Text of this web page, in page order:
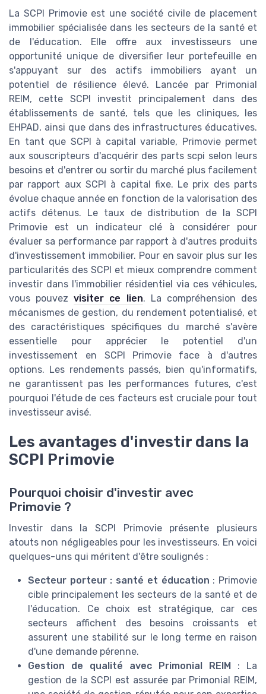
La SCPI Primovie est une société civile de placement
immobilier spécialisée dans les secteurs de la santé et
de l'éducation. Elle offre aux investisseurs une
opportunité unique de diversifier leur portefeuille en
s'appuyant sur des actifs immobiliers ayant un
potentiel de résilience élevé. Lancée par Primonial
REIM, cette SCPI investit principalement dans des
établissements de santé, tels que les cliniques, les
EHPAD, ainsi que dans des infrastructures éducatives.
En tant que SCPI à capital variable, Primovie permet
aux souscripteurs d'acquérir des parts scpi selon leurs
besoins et d'entrer ou sortir du marché plus facilement
par rapport aux SCPI à capital fixe. Le prix des parts
évolue chaque année en fonction de la valorisation des
actifs détenus. Le taux de distribution de la SCPI
Primovie est un indicateur clé à considérer pour
évaluer sa performance par rapport à d'autres produits
d'investissement immobilier. Pour en savoir plus sur les
particularités des SCPI et mieux comprendre comment
investir dans l'immobilier résidentiel via ces véhicules,
vous pouvezvisiter ce lien. La compréhension des
mécanismes de gestion, du rendement potentialisé, et
des caractéristiques spécifiques du marché s'avère
essentielle pour apprécier le potentiel d'un
investissement en SCPI Primovie face à d'autres
options. Les rendements passés, bien qu'informatifs,
ne garantissent pas les performances futures, c'est
pourquoi l'étude de ces facteurs est cruciale pour tout
investisseur avisé.
Les avantages d'investir dans la
SCPI Primovie
Pourquoi choisir d'investir avec
Primovie ?
Investir dans la SCPI Primovie présente plusieurs
atouts non négligeables pour les investisseurs. En voici
quelques-uns qui méritent d'être soulignés :
Secteur porteur : santé et éducation : Primovie
cible principalement les secteurs de la santé et de
l'éducation. Ce choix est stratégique, car ces
secteurs affichent des besoins croissants et
assurent une stabilité sur le long terme en raison
d'une demande pérenne.
Gestion de qualité avec Primonial REIM
: La
gestion de la SCPI est assurée par Primonial REIM,